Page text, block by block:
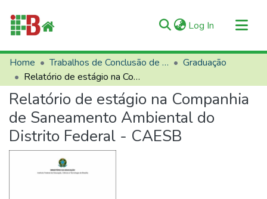
Log In (current)
Communities & Collections
All of RIIFB
Manuals and Terms
Statistics
About RIIFB
Contacts
Home Trabalhos de Conclusão de Curso (TCCs)
Graduação
Relatório de estágio na Companhia de Saneamento Ambiental do Distrito Federal - CAESB
Relatório de estágio na Companhia
de Saneamento Ambiental do
Distrito Federal - CAESB